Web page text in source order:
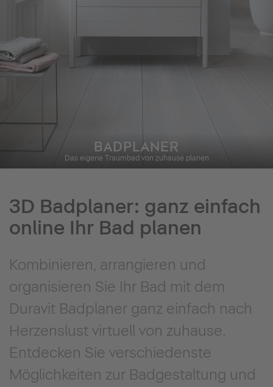
BADPLANER
Das eigene Traumbad von zuhause planen
3D Badplaner: ganz einfach
online Ihr Bad planen
Kombinieren, arrangieren und
organisieren Sie Ihr Bad mit dem
Duravit Badplaner ganz einfach nach
Herzenslust virtuell von zuhause.
Entdecken Sie verschiedenste
Möglichkeiten zur Badgestaltung und